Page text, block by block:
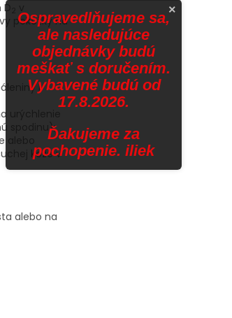
pokožky na
I.
urýchlenie
spodinu);
kože v
alebo na
×
Ospravedlňujeme sa,
ale nasledujúce
objednávky budú
meškať s doručením.
Vybavené budú od
17.8.2026.
Ďakujeme za
pochopenie. iliek